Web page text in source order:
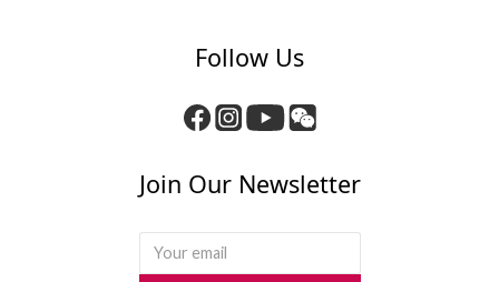
Follow Us
Join Our Newsletter